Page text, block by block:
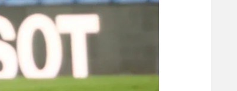
תקנון פעילות ספורט 1
רשיון להקרנה פומבית לבית עסק